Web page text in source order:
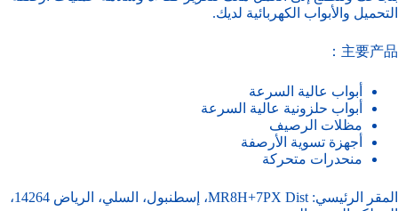
التحميل والأبواب الكهربائية لديك.
主要产品：
أبواب عالية السرعة
أبواب حلزونية عالية السرعة
مظلات الرصيف
أجهزة تسوية الأرصفة
منحدرات متحركة
المقر الرئيسي: MR8H+7PX Dist، إسطنبول، السلي، الرياض 14264،